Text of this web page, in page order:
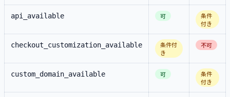
api_available 可
条件
付き
checkout_customization_available
条件付
き
不可
custom_domain_available 可
条件
付き